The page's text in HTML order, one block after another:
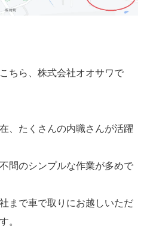
ちら、株式会社オオサワで
、たくさんの内職さんが活躍
問のシンプルな作業が多めで
まで車で取りにお越しいただ
。